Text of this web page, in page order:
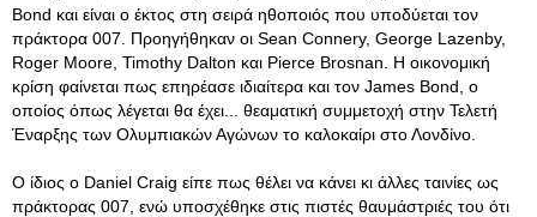
Bond και είναι ο έκτος στη σειρά ηθοποιός που υποδύεται τον
πράκτορα 007. Προηγήθηκαν οι Sean Connery, George Lazenby,
Roger Moore, Timothy Dalton και Pierce Brosnan. Η οικονομική
κρίση φαίνεται πως επηρέασε ιδιαίτερα και τον James Bond, o
οποίος όπως λέγεται θα έχει... θεαματική συμμετοχή στην Τελετή
Έναρξης των Ολυμπιακών Αγώνων το καλοκαίρι στο Λονδίνο.
Ο ίδιος ο Daniel Craig είπε πως θέλει να κάνει κι άλλες ταινίες ως
πράκτορας 007, ενώ υποσχέθηκε στις πιστές θαυμάστριές του ότι